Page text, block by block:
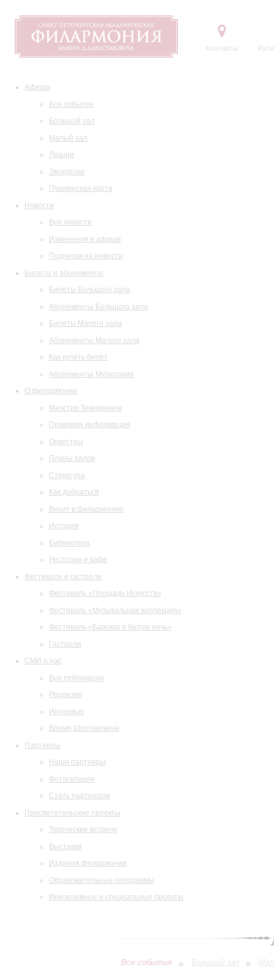
Контакты
Афиша
Все события
Большой зал
Малый зал
Лекции
Экскурсии
Пушкинская карта
Новости
Все новости
Изменения в афише
Подписка на новости
Билеты и абонементы
Билеты Большого зала
Абонементы Большого зала
Билеты Малого зала
Абонементы Малого зала
Как купить билет
Абонементы Музитория
О филармонии
Маэстро Темирканов
Правовая информация
Оркестры
Планы залов
Структура
Как добраться
Визит в филармонию
История
Библиотека
Ресторан и кафе
Фестивали и гастроли
Фестиваль «Площадь Искусств»
Фестиваль «Музыкальная коллекция»
Фестиваль «Барокко в белую ночь»
Гастроли
СМИ о нас
Все публикации
Рецензии
Интервью
Время Шостаковича
Партнеры
Наши партнеры
Фотогалерея
Стать партнером
Просветительские проекты
Творческие встречи
Выставки
Издания филармонии
Образовательные программы
Инклюзивные и специальные проекты
Все события Большой зал